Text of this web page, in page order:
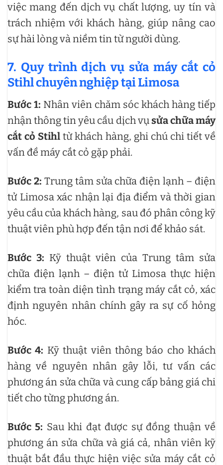
việc mang đến dịch vụ chất lượng, uy tín và
trách nhiệm với khách hàng, giúp nâng cao
sự hài lòng và niềm tin từ người dùng.
7. Quy trình dịch vụ sửa máy cắt cỏ
Stihl chuyên nghiệp tại Limosa
Bước 1: Nhân viên chăm sóc khách hàng tiếp
nhận thông tin yêu cầu dịch vụsửa chữa máy
cắt cỏ Stihl từ khách hàng, ghi chú chi tiết về
vấn đề máy cắt cỏ gặp phải.
Bước 2: Trung tâm sửa chữa điện lạnh – điện
tử Limosa xác nhận lại địa điểm và thời gian
yêu cầu của khách hàng, sau đó phân công kỹ
thuật viên phù hợp đến tận nơi để khảo sát.
Bước 3: Kỹ thuật viên của Trung tâm sửa
chữa điện lạnh – điện tử Limosa thực hiện
kiểm tra toàn diện tình trạng máy cắt cỏ, xác
định nguyên nhân chính gây ra sự cố hỏng
hóc.
Bước 4: Kỹ thuật viên thông báo cho khách
hàng về nguyên nhân gây lỗi, tư vấn các
phương án sửa chữa và cung cấp bảng giá chi
tiết cho từng phương án.
Bước 5: Sau khi đạt được sự đồng thuận về
phương án sửa chữa và giá cả, nhân viên kỹ
thuật bắt đầu thực hiện việc sửa máy cắt cỏ